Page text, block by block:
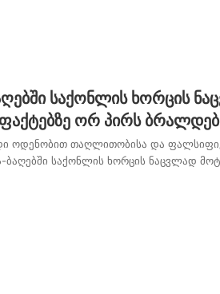
საქონლის ხორცის
ფაქტებზე ორ პირს
ოდენობით თაღლითობისა და
ბაღებში საქონლის ხორცის ნაცვლად